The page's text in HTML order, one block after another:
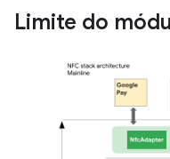
Limite do